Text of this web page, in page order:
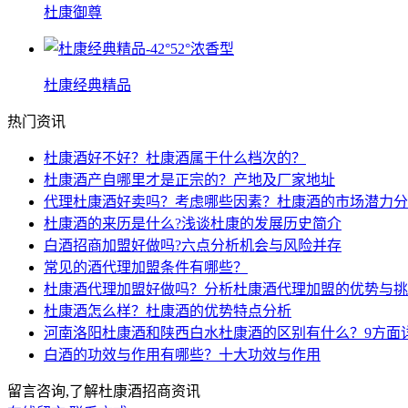
杜康御尊
杜康经典精品
热门资讯
杜康酒好不好？杜康酒属于什么档次的？
杜康酒产自哪里才是正宗的？产地及厂家地址
代理杜康酒好卖吗？考虑哪些因素？杜康酒的市场潜力
杜康酒的来历是什么?浅谈杜康的发展历史简介
白酒招商加盟好做吗?六点分析机会与风险并存
常见的酒代理加盟条件有哪些？
杜康酒代理加盟好做吗？分析杜康酒代理加盟的优势与
杜康酒怎么样？杜康酒的优势特点分析
河南洛阳杜康酒和陕西白水杜康酒的区别有什么？9方面
白酒的功效与作用有哪些？十大功效与作用
留言咨询,了解杜康酒招商资讯